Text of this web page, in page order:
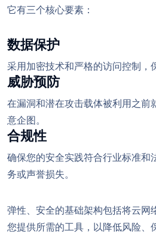
它有三个核心要素：
数据保护
采用加密技术和严格的访问控制，
威胁预防
在漏洞和潜在攻击载体被利用之前
意企图。
合规性
确保您的安全实践符合行业标准和
务或声誉损失。
弹性、安全的基础架构包括将云网
您提供所需的工具，以降低风险、